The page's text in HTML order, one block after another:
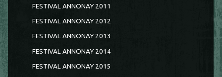
FESTIVAL ANNONAY 2011
FESTIVAL ANNONAY 2012
FESTIVAL ANNONAY 2013
FESTIVAL ANNONAY 2014
FESTIVAL ANNONAY 2015